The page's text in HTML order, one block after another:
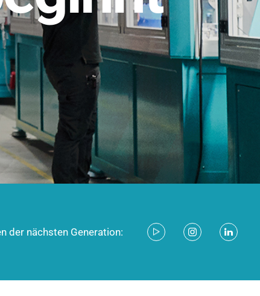
für industrielle Anwendungen –
der nächsten Generation: